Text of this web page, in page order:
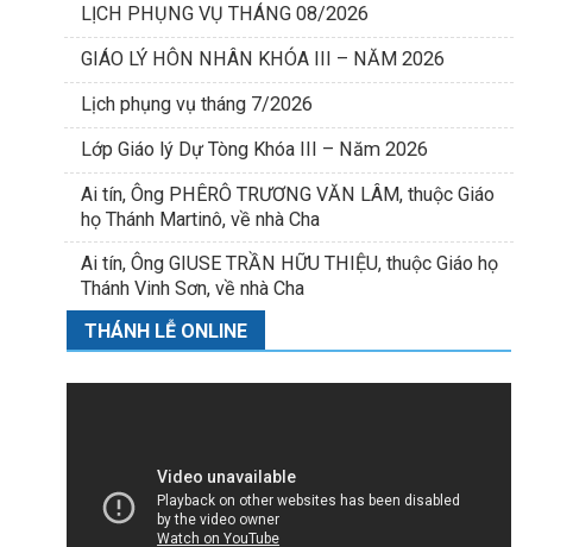
LỊCH PHỤNG VỤ THÁNG 08/2026
GIÁO LÝ HÔN NHÂN KHÓA III – NĂM 2026
Lịch phụng vụ tháng 7/2026
Lớp Giáo lý Dự Tòng Khóa III – Năm 2026
Ai tín, Ông PHÊRÔ TRƯƠNG VĂN LÂM, thuộc Giáo
họ Thánh Martinô, về nhà Cha
Ai tín, Ông GIUSE TRẦN HỮU THIỆU, thuộc Giáo họ
Thánh Vinh Sơn, về nhà Cha
THÁNH LỄ ONLINE